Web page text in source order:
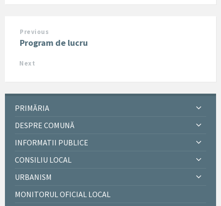
Previous
Program de lucru
Next
PRIMĂRIA
DESPRE COMUNĂ
INFORMATII PUBLICE
CONSILIU LOCAL
URBANISM
MONITORUL OFICIAL LOCAL